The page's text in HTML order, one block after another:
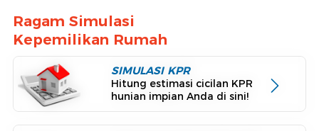
Ragam Simulasi
Kepemilikan Rumah
SIMULASI KPR
Hitung estimasi cicilan KPR
hunian impian Anda di sini!